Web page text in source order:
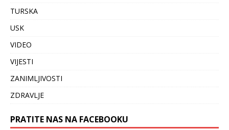
TURSKA
USK
VIDEO
VIJESTI
ZANIMLJIVOSTI
ZDRAVLJE
PRATITE NAS NA FACEBOOKU